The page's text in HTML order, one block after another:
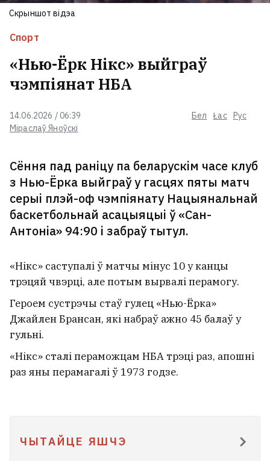
Спорт
Міраслаў Яноўскі
14.06.2026 / 06:39 Бел Łac Рус
«Нью-Ёрк Нікс» выйграў
чэмпіянат НБА
Сёння пад раніцу па беларускім часе клуб
з Нью-Ёрка выйграў у гасцях пяты матч
серыі плэй-оф чэмпіянату Нацыянальнай
баскетбольнай асацыяцыі ў «Сан-
Антоніа» 94:90 і забраў тытул.
Скрыншот відэа
«Нікс» саступалі ў матчы мінус 10 у канцы
трэцяй чвэрці, але потым вырвалі перамогу.
Героем сустрэчы стаў гулец «Нью-Ёрка»
Джайлен Брансан, які набраў ажно 45 балаў у
гульні.
«Нікс» сталі пераможцам НБА трэці раз, апошні
раз яны перамагалі ў 1973 годзе.
ЧЫТАЙЦЕ ЯШЧЭ
На трасе Магілёў — Бабруйск
За рулём быў 14‑гадовы падлетак
«У іх хвароба. Яны вар’яты».
Трамп паздзекаваўся з
У Маскве пахавалі генерал-маёра
Плахатнюка, які загінуў на дні
нараджэння генерала Чайко
2
Статкевіч: Усе спробы выціснуць
мяне з Беларусі былі марныя. Я не
пакіну краіну
17